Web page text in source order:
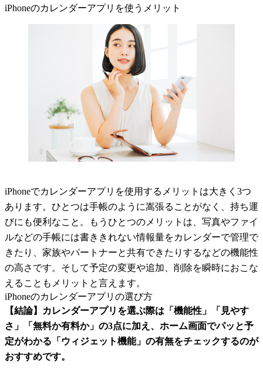
iPhoneのカレンダーアプリを使うメリット
iPhoneでカレンダーアプリを使用するメリットは大きく3つ
あります。ひとつは手帳のように嵩張ることがなく、持ち運
びにも便利なこと。もうひとつのメリットは、写真やファイ
ルなどの手帳には書ききれない情報量をカレンダーで管理で
きたり、家族やパートナーと共有できたりするなどの機能性
の高さです。そして予定の変更や追加、削除を瞬時におこな
えることもメリットと言えます。
iPhoneのカレンダーアプリの選び方
【結論】カレンダーアプリを選ぶ際は「機能性」「見やす
さ」「無料か有料か」の3点に加え、ホーム画面でパッと予
定がわかる「ウィジェット機能」の有無をチェックするのが
おすすめです。